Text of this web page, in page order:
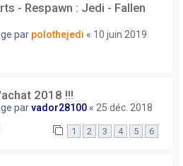
- Respawn : Jedi - Fallen
par polothejedi « 10 juin 2019
2018 !!!
parvador28100 « 25 déc. 2018
1 2 3 4 5 6